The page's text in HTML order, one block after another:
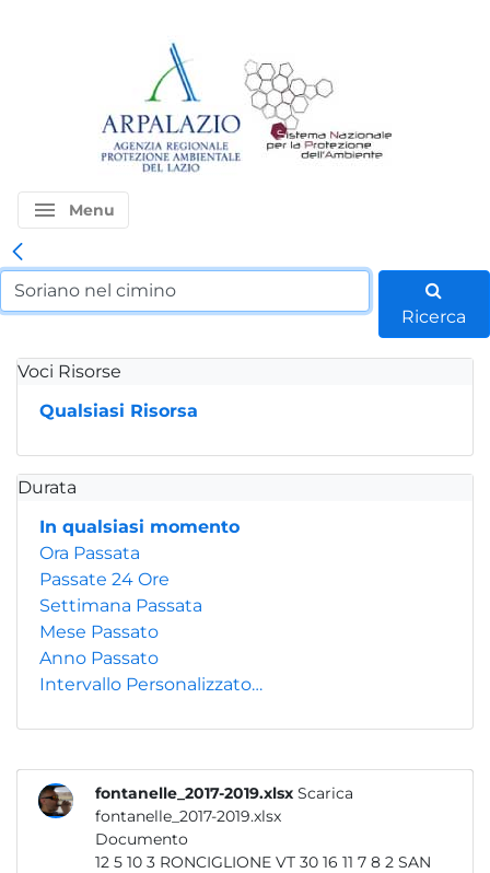
menu Menu
Ricerca
Voci Risorse
Qualsiasi Risorsa
Durata
In qualsiasi momento
Ora Passata
Passate 24 Ore
Settimana Passata
Mese Passato
Anno Passato
Intervallo Personalizzato…
fontanelle_2017-2019.xlsx Scarica
fontanelle_2017-2019.xlsx
Documento
12 5 10 3 RONCIGLIONE VT 30 16 11 7 8 2 SAN